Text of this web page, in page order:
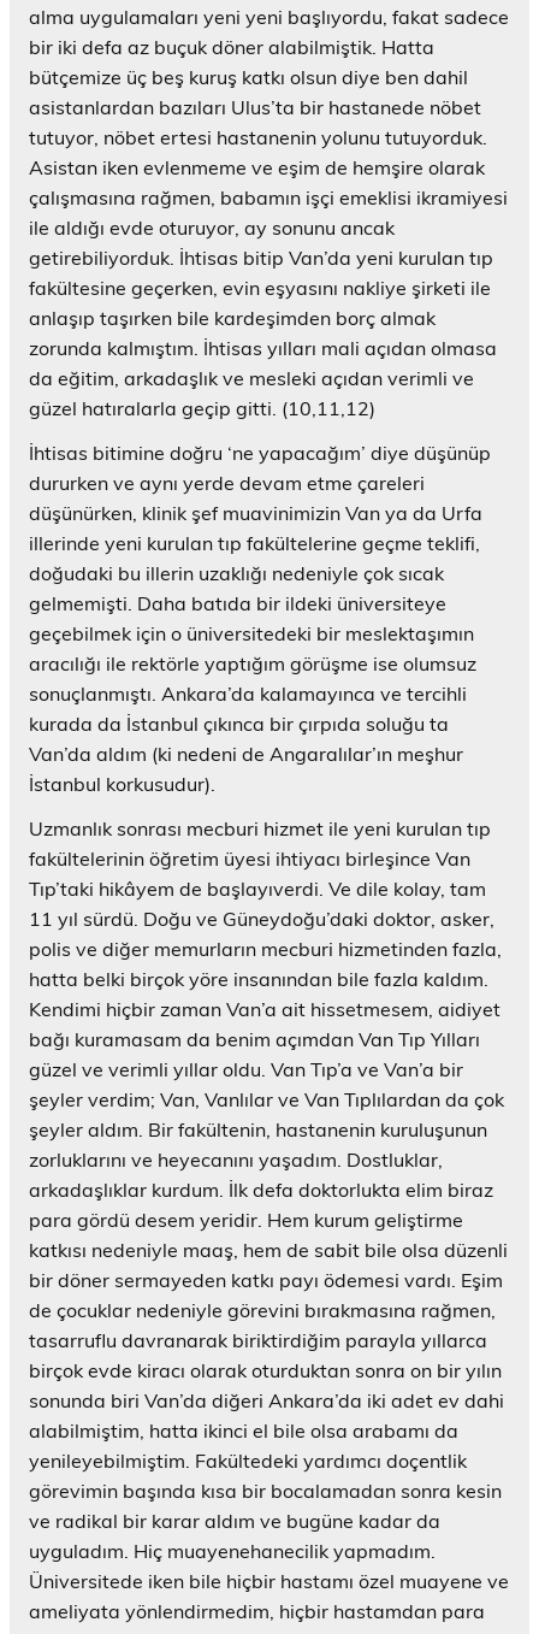
alma uygulamaları yeni yeni başlıyordu, fakat sadece
bir iki defa az buçuk döner alabilmiştik. Hatta
bütçemize üç beş kuruş katkı olsun diye ben dahil
asistanlardan bazıları Ulus’ta bir hastanede nöbet
tutuyor, nöbet ertesi hastanenin yolunu tutuyorduk.
Asistan iken evlenmeme ve eşim de hemşire olarak
çalışmasına rağmen, babamın işçi emeklisi ikramiyesi
ile aldığı evde oturuyor, ay sonunu ancak
getirebiliyorduk. İhtisas bitip Van’da yeni kurulan tıp
fakültesine geçerken, evin eşyasını nakliye şirketi ile
anlaşıp taşırken bile kardeşimden borç almak
zorunda kalmıştım. İhtisas yılları mali açıdan olmasa
da eğitim, arkadaşlık ve mesleki açıdan verimli ve
güzel hatıralarla geçip gitti. (10,11,12)
İhtisas bitimine doğru ‘ne yapacağım’ diye düşünüp
dururken ve aynı yerde devam etme çareleri
düşünürken, klinik şef muavinimizin Van ya da Urfa
illerinde yeni kurulan tıp fakültelerine geçme teklifi,
doğudaki bu illerin uzaklığı nedeniyle çok sıcak
gelmemişti. Daha batıda bir ildeki üniversiteye
geçebilmek için o üniversitedeki bir meslektaşımın
aracılığı ile rektörle yaptığım görüşme ise olumsuz
sonuçlanmıştı. Ankara’da kalamayınca ve tercihli
kurada da İstanbul çıkınca bir çırpıda soluğu ta
Van’da aldım (ki nedeni de Angaralılar’ın meşhur
İstanbul korkusudur).
Uzmanlık sonrası mecburi hizmet ile yeni kurulan tıp
fakültelerinin öğretim üyesi ihtiyacı birleşince Van
Tıp’taki hikâyem de başlayıverdi. Ve dile kolay, tam
11 yıl sürdü. Doğu ve Güneydoğu’daki doktor, asker,
polis ve diğer memurların mecburi hizmetinden fazla,
hatta belki birçok yöre insanından bile fazla kaldım.
Kendimi hiçbir zaman Van’a ait hissetmesem, aidiyet
bağı kuramasam da benim açımdan Van Tıp Yılları
güzel ve verimli yıllar oldu. Van Tıp’a ve Van’a bir
şeyler verdim; Van, Vanlılar ve Van Tıplılardan da çok
şeyler aldım. Bir fakültenin, hastanenin kuruluşunun
zorluklarını ve heyecanını yaşadım. Dostluklar,
arkadaşlıklar kurdum. İlk defa doktorlukta elim biraz
para gördü desem yeridir. Hem kurum geliştirme
katkısı nedeniyle maaş, hem de sabit bile olsa düzenli
bir döner sermayeden katkı payı ödemesi vardı. Eşim
de çocuklar nedeniyle görevini bırakmasına rağmen,
tasarruflu davranarak biriktirdiğim parayla yıllarca
birçok evde kiracı olarak oturduktan sonra on bir yılın
sonunda biri Van’da diğeri Ankara’da iki adet ev dahi
alabilmiştim, hatta ikinci el bile olsa arabamı da
yenileyebilmiştim. Fakültedeki yardımcı doçentlik
görevimin başında kısa bir bocalamadan sonra kesin
ve radikal bir karar aldım ve bugüne kadar da
uyguladım. Hiç muayenehanecilik yapmadım.
Üniversitede iken bile hiçbir hastamı özel muayene ve
ameliyata yönlendirmedim, hiçbir hastamdan para